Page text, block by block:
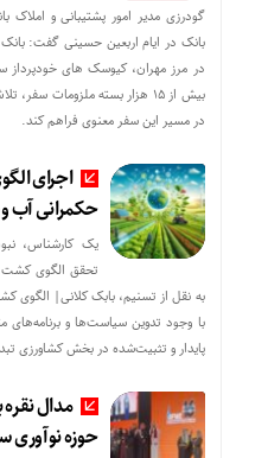
گودرزی مدیر امور پشتیبانی و املاک
بانک در ایام اربعین حسینی گفت:
در مرز مهران، کیوسک های خودپرداز
بیش از ۱۵ هزار بسته ملزومات
در مسیر این سفر معنوی فراهم کند.
اجرای
حکمرانی آب
یک کارشناس،
تحقق الگوی کشت
به نقل از تسنیم، بابک کلانی| الگوی
با وجود تدوین سیاست‌ها و برنامه‌های
پایدار و تثبیت‌شده در بخش کشاورزی
مدال نقره
حوزه نوآوری